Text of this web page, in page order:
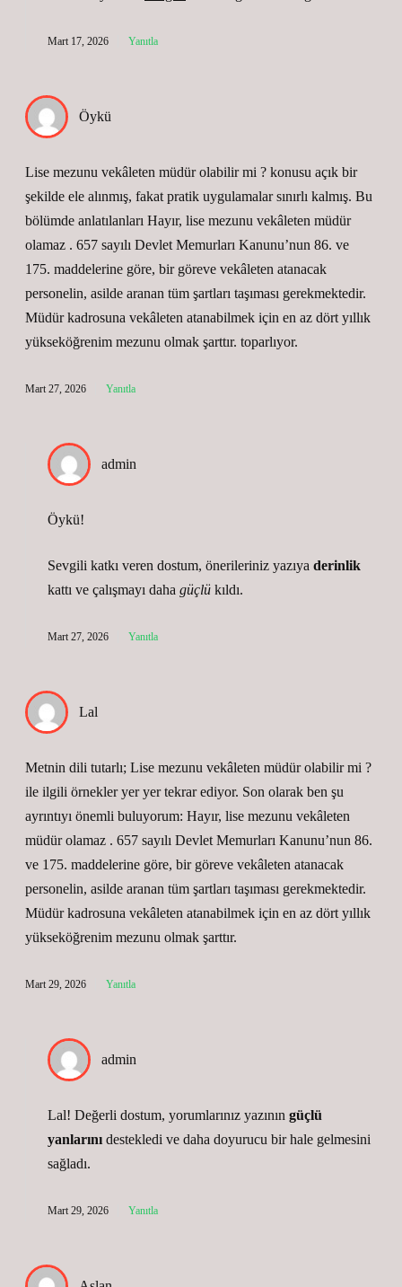
Mart 17, 2026 Yanıtla
Öykü
Lise mezunu vekâleten müdür olabilir mi ? konusu açık bir
şekilde ele alınmış, fakat pratik uygulamalar sınırlı kalmış. Bu
bölümde anlatılanları Hayır, lise mezunu vekâleten müdür
olamaz . 657 sayılı Devlet Memurları Kanunu’nun 86. ve
175. maddelerine göre, bir göreve vekâleten atanacak
personelin, asilde aranan tüm şartları taşıması gerekmektedir.
Müdür kadrosuna vekâleten atanabilmek için en az dört yıllık
yükseköğrenim mezunu olmak şarttır. toparlıyor.
Mart 27, 2026 Yanıtla
admin
Öykü!
Sevgili katkı veren dostum, önerileriniz yazıya derinlik
kattı ve çalışmayı daha güçlü kıldı.
Mart 27, 2026 Yanıtla
Lal
Metnin dili tutarlı; Lise mezunu vekâleten müdür olabilir mi ?
ile ilgili örnekler yer yer tekrar ediyor. Son olarak ben şu
ayrıntıyı önemli buluyorum: Hayır, lise mezunu vekâleten
müdür olamaz . 657 sayılı Devlet Memurları Kanunu’nun 86.
ve 175. maddelerine göre, bir göreve vekâleten atanacak
personelin, asilde aranan tüm şartları taşıması gerekmektedir.
Müdür kadrosuna vekâleten atanabilmek için en az dört yıllık
yükseköğrenim mezunu olmak şarttır.
Mart 29, 2026 Yanıtla
admin
Lal! Değerli dostum, yorumlarınız yazının güçlü
yanlarını destekledi ve daha doyurucu bir hale gelmesini
sağladı.
Mart 29, 2026 Yanıtla